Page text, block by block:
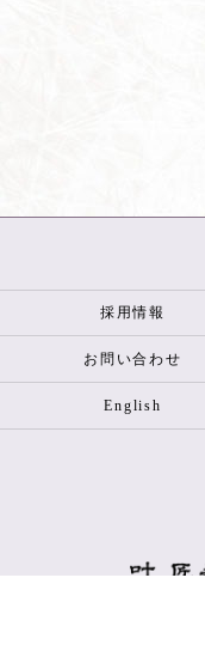
採用情報
お問い合わせ
English